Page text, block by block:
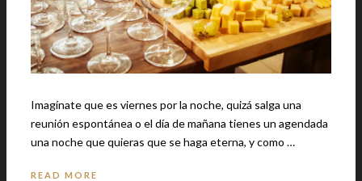
Imagínate que es viernes por la noche, quizá salga una
reunión espontánea o el día de mañana tienes un agendada
una noche que quieras que se haga eterna, y como …
READ MORE